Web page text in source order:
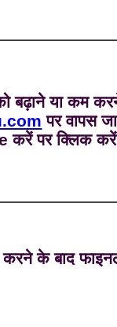
बढ़ाने या कम
पर वापस
करें पर क्लिक
के बाद